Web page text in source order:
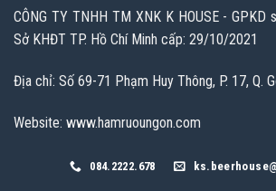
CÔNG TY TNHH TM XNK K HOUSE -
Sở KHĐT TP. Hồ Chí Minh cấp: 29/10/2021
Địa chỉ: Số 69-71 Phạm Huy Thông, P. 17, Q.
Website: www.hamruoungon.com
084.2222.678